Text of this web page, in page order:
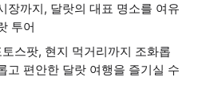
장까지, 달랏의 대표 명소를 여유
투어
스팟, 현지 먹거리까지 조화롭
고 편안한 달랏 여행을 즐기실 수